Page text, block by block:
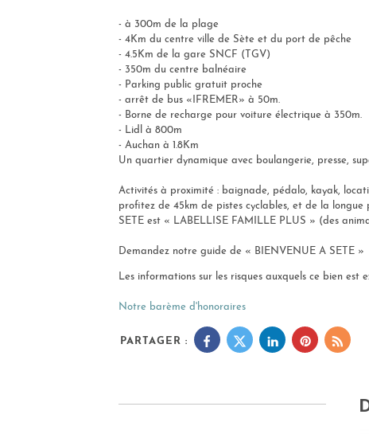
- à 300m de la plage
- 4Km du centre ville de Sète et du port de pêche
- 4.5Km de la gare SNCF (TGV)
- 350m du centre balnéaire
- Parking public gratuit proche
- arrêt de bus «IFREMER» à 50m.
- Borne de recharge pour voiture électrique à 350m.
- Lidl à 800m
- Auchan à 1.8Km
Un quartier dynamique avec boulangerie, presse,
Activités à proximité : baignade, pédalo, kayak,
profitez de 45km de pistes cyclables, et de la
SETE est « LABELLISE FAMILLE PLUS » (des
Demandez notre guide de « BIENVENUE A SETE »
Les informations sur les risques auxquels ce bien est
Notre barème d'honoraires
PARTAGER :